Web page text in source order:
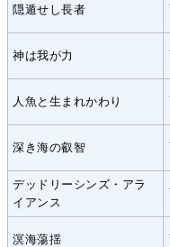
隠遁せし長者
神は我が力
人魚と生まれかわり
深き海の叡智
デッドリーシンズ・アラ
イアンス
溟海蕩揺